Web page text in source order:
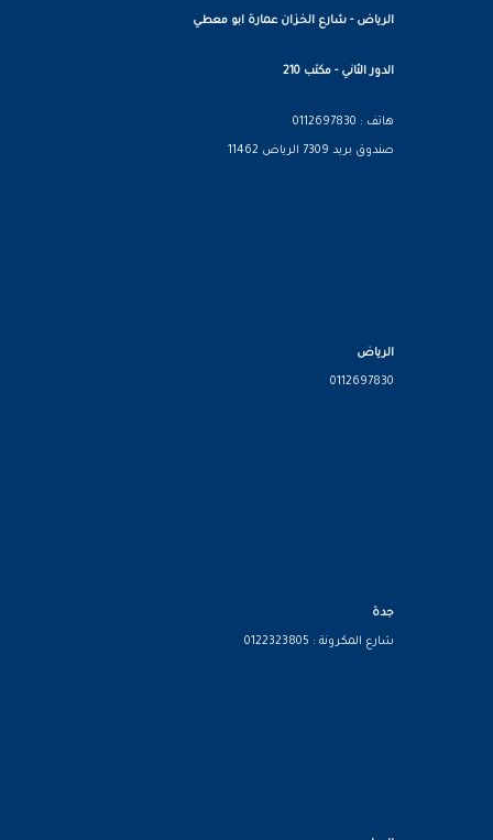
الرياض - شارع الخزان عمارة ابو معطي
الدور الثاني - مكتب 210
هاتف : 0112697830
صندوق بريد 7309 الرياض 11462
الرياض
0112697830
جدة
شارع المكرونة : 0122323805